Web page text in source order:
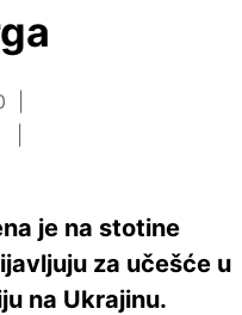
je na stotine
za učešće u
na Ukrajinu.